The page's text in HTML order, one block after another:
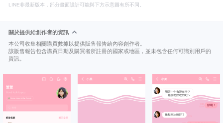
LINE非最新版本，部分畫面設計可能與下方示意圖有所不同。
關於提供給創作者的資訊
本公司收集相關購買數據以提供販售報告給內容創作者。
該販售報告包含購買日期及購買者所註冊的國家或地區，並未包含任何可識別用戶的
資訊。